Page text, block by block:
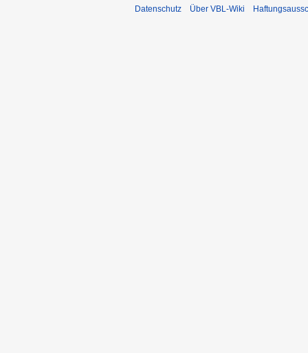
Datenschutz Über VBL-Wiki